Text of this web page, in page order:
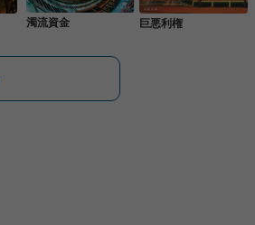
濁流資金 巨悪利権